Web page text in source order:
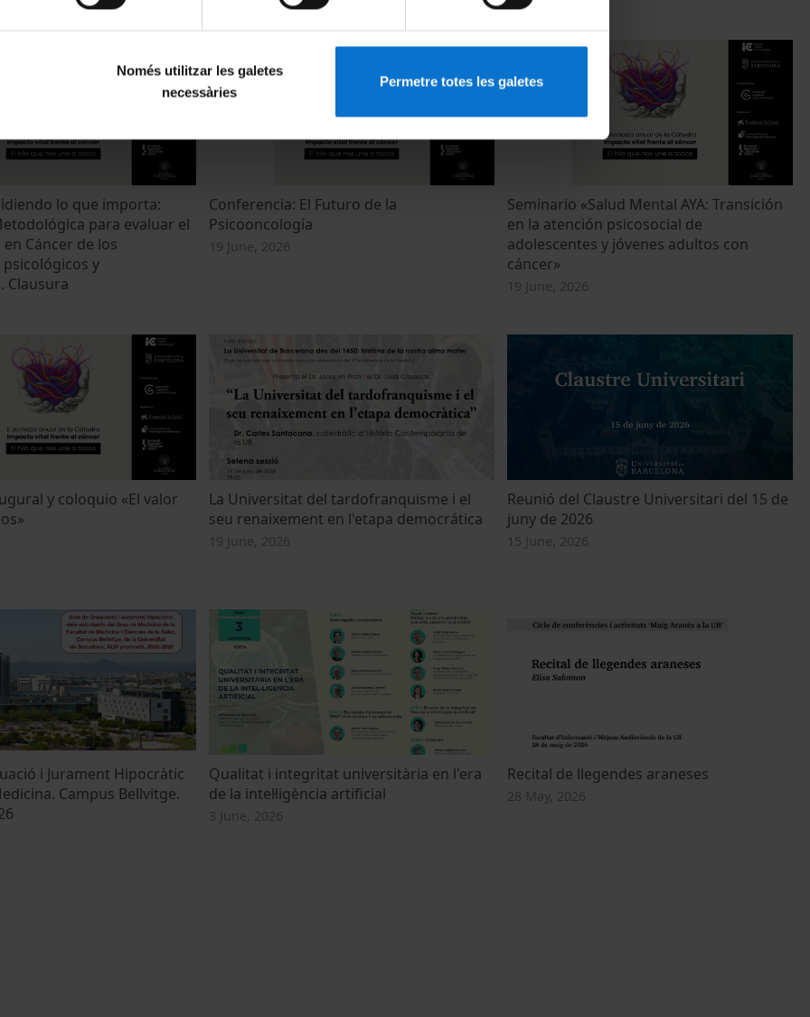
Només utilitzar les galetes
necessàries
Permetre totes les galetes
23 June, 2026 22 June, 2026
lo que importa:
para evaluar el
Cáncer de los
y
Clausura
Conferencia: El Futuro de la
Psicooncología
19 June, 2026
Seminario «Salud Mental AYA: Transición
en la atención psicosocial de
adolescentes y jóvenes adultos con
cáncer»
19 June, 2026
y coloquio «El valor
La Universitat del tardofranquisme i el
seu renaixement en l'etapa democrática
19 June, 2026
Reunió del Claustre Universitari del 15 de
juny de 2026
15 June, 2026
i Jurament Hipocràtic
Campus Bellvitge.
Qualitat i integritat universitària en l'era
de la intel·ligència artificial
3 June, 2026
Recital de llegendes araneses
28 May, 2026